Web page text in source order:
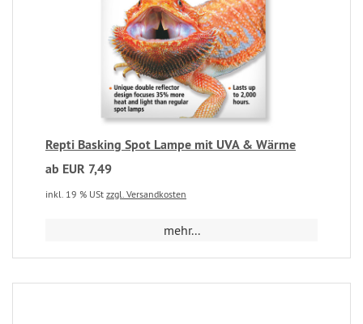
Repti Basking Spot Lampe mit UVA & Wärme
ab EUR 7,49
inkl. 19 % USt zzgl. Versandkosten
mehr...